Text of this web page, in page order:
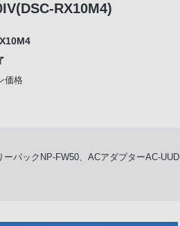
RX10M4)
価格
パックNP-FW50、ACアダプターAC-